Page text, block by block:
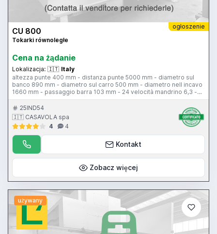
ogłoszenie
CU 800
Tokarki równoległe
Cena na żądanie
Lokalizacja: 🇮🇹 Italy
altezza punte 400 mm - distanza punte 5000 mm - diametro sul
banco 890 mm - diametro sul carro 500 mm - diametro nell incavo
1660 mm - passaggio barra 103 mm - 24 velocità mandrino 6,3 -
1250 giri al minuto - 22 kw
25IND54
🇮🇹 CASAVOLA spa
4
4
Kontakt
Zobacz więcej
używany